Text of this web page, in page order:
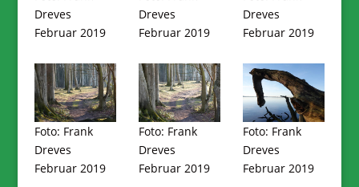
Dreves
Februar 2019
Dreves
Februar 2019
Dreves
Februar 2019
Foto: Frank
Dreves
Februar 2019
Foto: Frank
Dreves
Februar 2019
Foto: Frank
Dreves
Februar 2019